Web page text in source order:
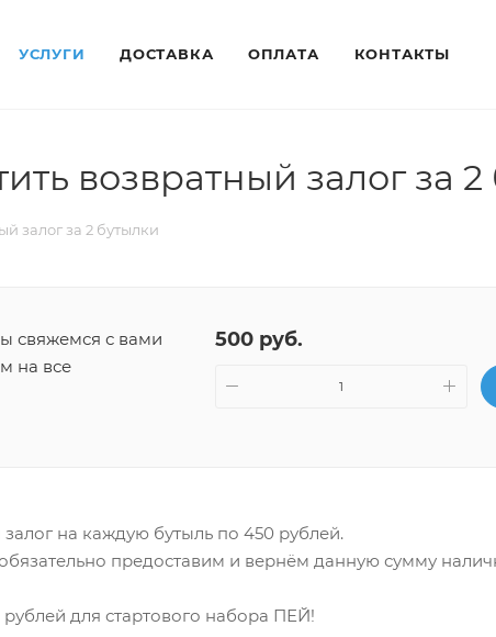
УСЛУГИ ДОСТАВКА ОПЛАТА КОНТАКТЫ
возвратный залог за 2
залог за 2 бутылки
свяжемся с вами
на все
500 руб.
на каждую бутыль по 450 рублей.
предоставим и вернём данную сумму
рублей для стартового набора ПЕЙ!